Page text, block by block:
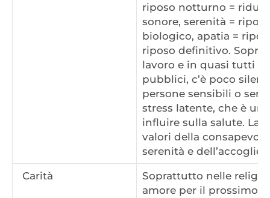
riposo notturno =
sonore, serenità =
biologico, apatia =
riposo definitivo.
lavoro e in quasi tutti
pubblici, c’è poco
persone sensibili o
stress latente, che è un
influire sulla salute. La
valori della
serenità e
Carità
Soprattutto nelle
amore per il prossimo